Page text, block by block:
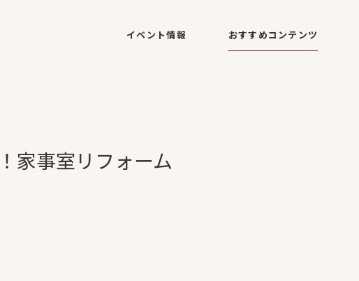
イベント情報
おすすめコンテンツ
家事室リフォーム